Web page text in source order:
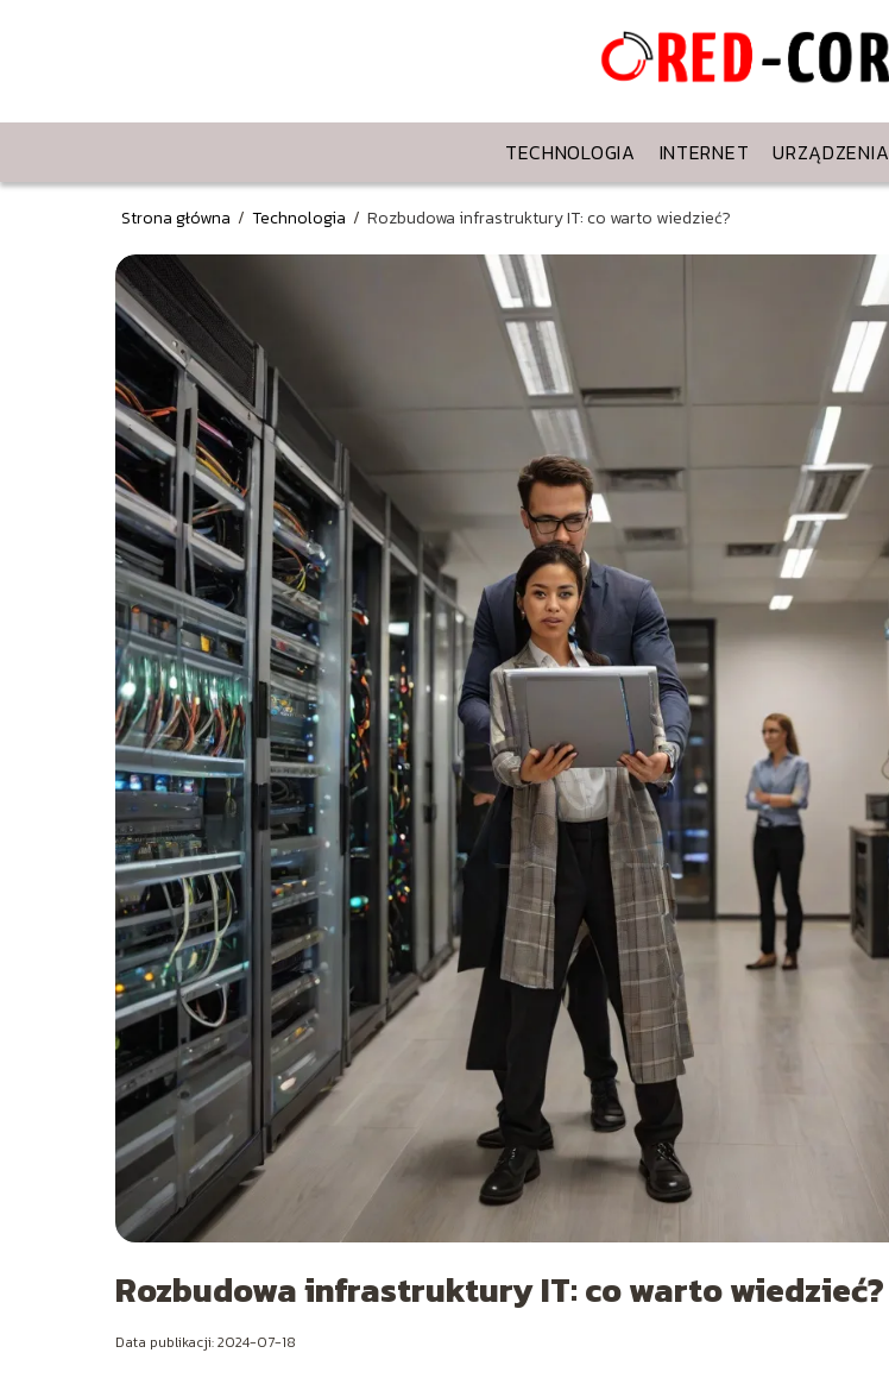
TECHNOLOGIA INTERNET URZĄDZENIA
Strona główna / Technologia / Rozbudowa infrastruktury IT: co warto wiedzieć?
Rozbudowa infrastruktury IT: co warto wiedzieć?
Data publikacji: 2024-07-18